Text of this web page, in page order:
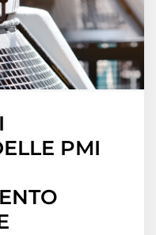
PMI